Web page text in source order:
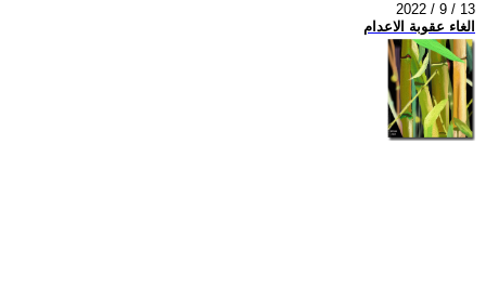
2022 / 9 / 13
الغاء عقوبة الاعدام